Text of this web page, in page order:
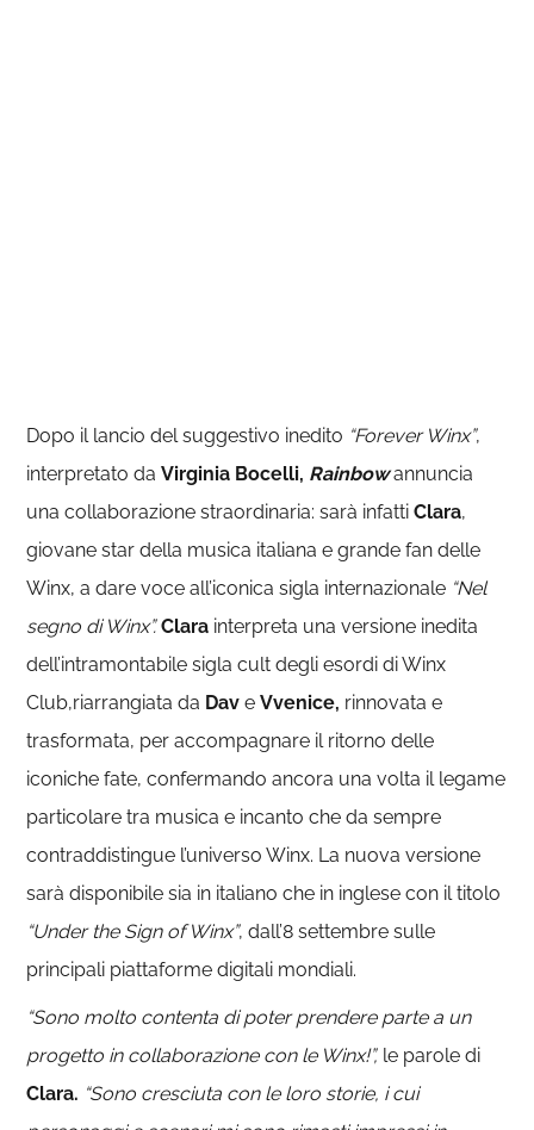
Dopo il lancio del suggestivo inedito “Forever Winx”,
interpretato daVirginia Bocelli, Rainbowannuncia
una collaborazione straordinaria: sarà infattiClara,
giovane star della musica italiana e grande fan delle
Winx, a dare voce all’iconica sigla internazionale “Nel
segno di Winx”. Clara interpreta una versione inedita
dell’intramontabile sigla cult degli esordi di Winx
Club,riarrangiata da Dav eVvenice, rinnovata e
trasformata, per accompagnare il ritorno delle
iconiche fate, confermando ancora una volta il legame
particolare tra musica e incanto che da sempre
contraddistingue l’universo Winx. La nuova versione
sarà disponibile sia in italiano che in inglese con il titolo
“Under the Sign of Winx”, dall’8 settembre sulle
principali piattaforme digitali mondiali.
“Sono molto contenta di poter prendere parte a un
progetto in collaborazione con le Winx!”, le parole di
Clara. “Sono cresciuta con le loro storie, i cui